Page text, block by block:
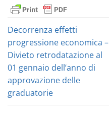
Decorrenza effetti
progressione economica –
Divieto retrodatazione al
01 gennaio dell’anno di
approvazione delle
graduatorie